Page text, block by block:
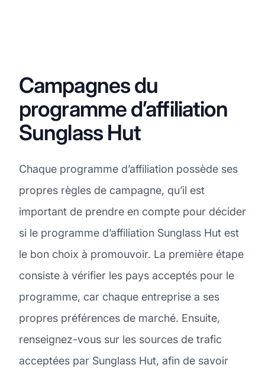
Campagnes du
programme d’affiliation
Sunglass Hut
Chaque programme d’affiliation possède ses
propres règles de campagne, qu’il est
important de prendre en compte pour décider
si le programme d’affiliation Sunglass Hut est
le bon choix à promouvoir. La première étape
consiste à vérifier les pays acceptés pour le
programme, car chaque entreprise a ses
propres préférences de marché. Ensuite,
renseignez-vous sur les sources de trafic
acceptées par Sunglass Hut, afin de savoir